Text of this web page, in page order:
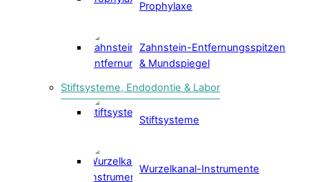
Prophylaxe
Zahnstein-Entfernungsspitzen
& Mundspiegel
Stiftsysteme, Endodontie & Labor
Stiftsysteme
Wurzelkanal-Instrumente